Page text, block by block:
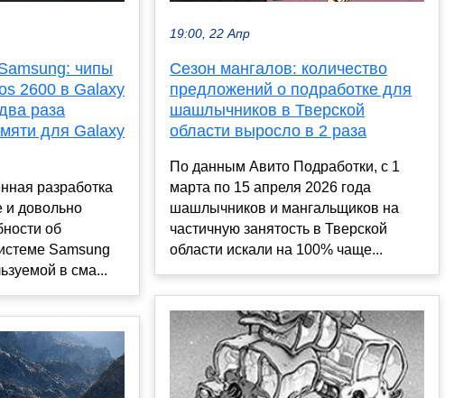
чипы
2600 в Galaxy
раза
для Galaxy
разработка
и довольно
об
Samsung
в сма...
19:00, 22 Апр
Сезон мангалов: количество
предложений о подработке для
шашлычников в Тверской
области выросло в 2 раза
По данным Авито Подработки, с 1
марта по 15 апреля 2026 года
шашлычников и мангальщиков на
частичную занятость в Тверской
области искали на 100% чаще...